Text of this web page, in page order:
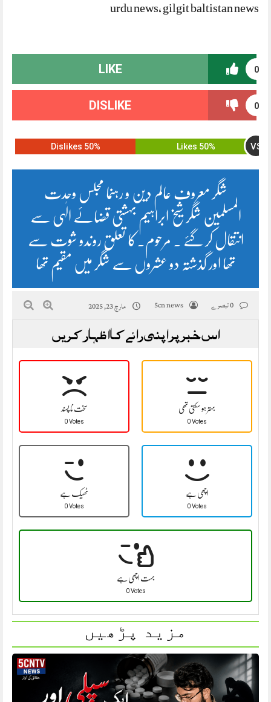
urdu news, gilgit baltistan news
0
LIKE
0
DISLIKE
50% Likes VS
50% Dislikes
شگر معروف عالم دین و رہنما مجلس وحدت
المسلمین شگر شیخ ابراہیم بہشتی قضائے الٰہی سے
انتقال کر گئے ۔ مرحوم۔کا تعلق روندو شوت سے
تھا اور گذشتہ دو عشروں سے شگر میں مقیم تھا
5cn news مارچ 23, 2025
اس خبر پر اپنی رائے کا اظہار کریں
سخت نا پسند
0 Votes
بہتر ہو سکتی تھی
0 Votes
ٹھیک ہے
0 Votes
اچھی ہے
0 Votes
بہت اچھی ہے
0 Votes
مزید پڑھیں